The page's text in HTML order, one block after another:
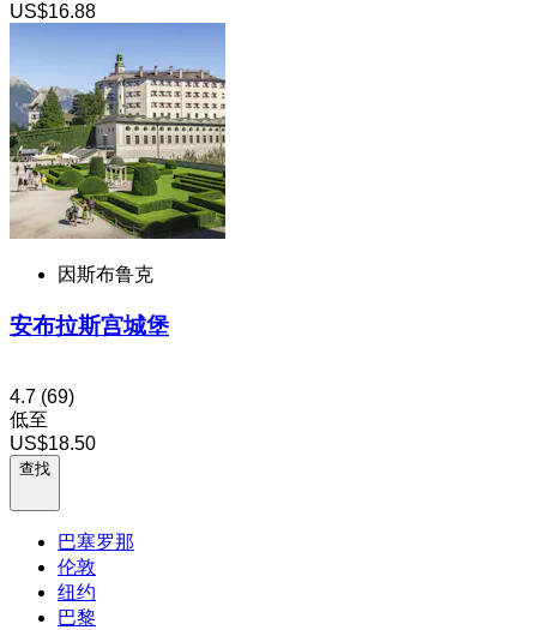
US$16.88
因斯布鲁克
安布拉斯宫城堡
4.7 (69)
低至
US$18.50
查找
巴塞罗那
伦敦
纽约
巴黎